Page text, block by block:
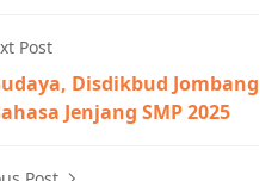
Post
Disdikbud Jombang
Jenjang SMP 2025